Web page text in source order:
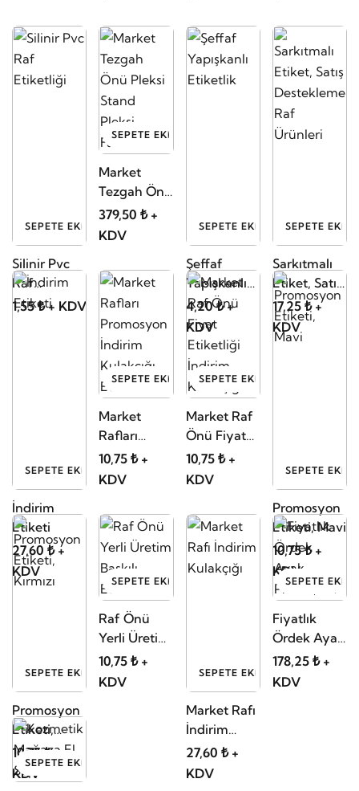
SEPETE EKLE
Silinir Pvc
Raf
Etiketliği
1,55 ₺ + KDV
SEPETE EKLE
Market
Tezgah Önü
Pleksi Stand
Pleksi Fanus
379,50 ₺ +
KDV
SEPETE EKLE
Şeffaf
Yapışkanlı
Etiketlik
4,20 ₺ +
KDV
SEPETE EKLE
Sarkıtmalı
Etiket, Satış
Destekleme
Raf Ürünleri
17,25 ₺ +
KDV
SEPETE EKLE
İndirim
Etiketi
27,60 ₺ +
KDV
SEPETE EKLE
Market
Rafları
Promosyon
İndirim
Etiketlik
10,75 ₺ +
KDV
SEPETE EKLE
Market Raf
Önü Fiyat
Etiketliği
İndirim
10,75 ₺ +
KDV
SEPETE EKLE
Promosyon
Etiketi, Mavi
10,75 ₺ +
KDV
SEPETE EKLE
Promosyon
Etiketi,
Kırmızı
10,75 ₺ +
KDV
SEPETE EKLE
Raf Önü
Yerli Üretim
Baskılı
Etiketi
10,75 ₺ +
KDV
SEPETE EKLE
Market Rafı
İndirim
Kulakçığı
27,60 ₺ +
KDV
SEPETE EKLE
Fiyatlık
Ördek Ayak
Plastik, A4
178,25 ₺ +
KDV
SEPETE EKLE